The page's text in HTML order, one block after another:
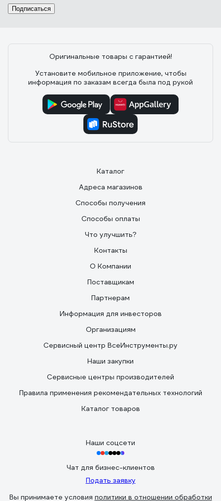
Подписаться
Оригинальные товары с гарантией!
Установите мобильное приложение, чтобы
информация по заказам всегда была под рукой
Каталог
Адреса магазинов
Способы получения
Способы оплаты
Что улучшить?
Контакты
О Компании
Поставщикам
Партнерам
Информация для инвесторов
Организациям
Сервисный центр ВсеИнструменты.ру
Наши закупки
Сервисные центры производителей
Правила применения рекомендательных технологий
Каталог товаров
Наши соцсети
Чат для бизнес-клиентов
Подать заявку
Вы принимаете условия политики в отношении обработки